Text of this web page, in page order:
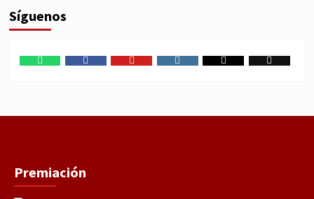
Síguenos
Premiación